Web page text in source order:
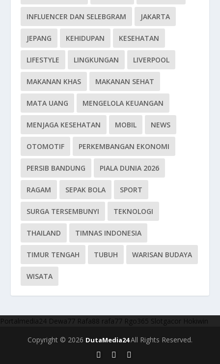
INFLUENCER DAN SELEBGRAM JAKARTA
JEPANG KEHIDUPAN KESEHATAN
LIFESTYLE LINGKUNGAN LIVERPOOL
MAKANAN KHAS MAKANAN SEHAT
MATA UANG MENGELOLA KEUANGAN
MENJAGA KESEHATAN MOBIL NEWS
OTOMOTIF PERKEMBANGAN EKONOMI
PERSIB BANDUNG PIALA DUNIA 2026
RAGAM SEPAK BOLA SPORT
SURGA TERSEMBUNYI TEKNOLOGI
THAILAND TIMNAS INDONESIA
TIMUR TENGAH TUBUH WARISAN BUDAYA
WISATA
Portalmedia24 Dewa77 Rafa88 rafa77 Rgo365 Slotgacor Hokiwin
Copyright © 2026 DutaMedia24All Rights Reserved.